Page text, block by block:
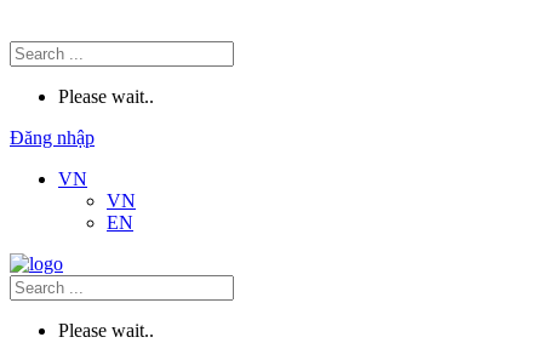
Please wait..
Đăng nhập
VN
VN
EN
Please wait..